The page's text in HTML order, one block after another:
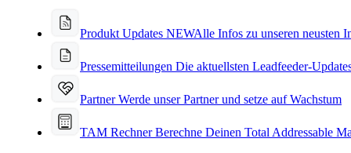
Produkt Updates NEWAlle Infos zu unseren neusten
Pressemitteilungen Die aktuellsten Leadfeeder-
PartnerWerde unser Partner und setze auf Wachstum
TAM RechnerBerechne Deinen Total Addressable